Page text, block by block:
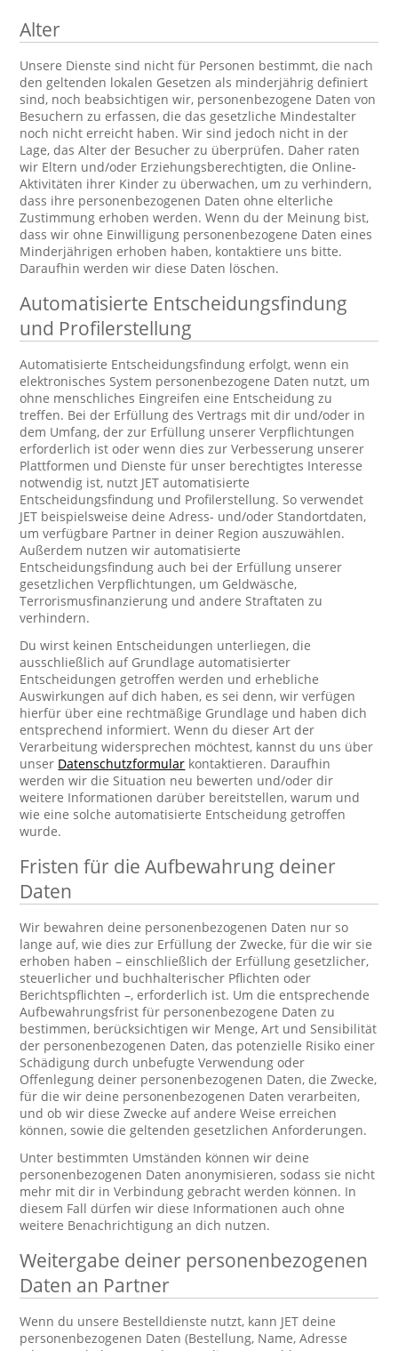
Alter
Unsere Dienste sind nicht für Personen bestimmt, die nach
den geltenden lokalen Gesetzen als minderjährig definiert
sind, noch beabsichtigen wir, personenbezogene Daten von
Besuchern zu erfassen, die das gesetzliche Mindestalter
noch nicht erreicht haben. Wir sind jedoch nicht in der
Lage, das Alter der Besucher zu überprüfen. Daher raten
wir Eltern und/oder Erziehungsberechtigten, die Online-
Aktivitäten ihrer Kinder zu überwachen, um zu verhindern,
dass ihre personenbezogenen Daten ohne elterliche
Zustimmung erhoben werden. Wenn du der Meinung bist,
dass wir ohne Einwilligung personenbezogene Daten eines
Minderjährigen erhoben haben, kontaktiere uns bitte.
Daraufhin werden wir diese Daten löschen.
Automatisierte Entscheidungsfindung
und Profilerstellung
Automatisierte Entscheidungsfindung erfolgt, wenn ein
elektronisches System personenbezogene Daten nutzt, um
ohne menschliches Eingreifen eine Entscheidung zu
treffen. Bei der Erfüllung des Vertrags mit dir und/oder in
dem Umfang, der zur Erfüllung unserer Verpflichtungen
erforderlich ist oder wenn dies zur Verbesserung unserer
Plattformen und Dienste für unser berechtigtes Interesse
notwendig ist, nutzt JET automatisierte
Entscheidungsfindung und Profilerstellung. So verwendet
JET beispielsweise deine Adress- und/oder Standortdaten,
um verfügbare Partner in deiner Region auszuwählen.
Außerdem nutzen wir automatisierte
Entscheidungsfindung auch bei der Erfüllung unserer
gesetzlichen Verpflichtungen, um Geldwäsche,
Terrorismusfinanzierung und andere Straftaten zu
verhindern.
Du wirst keinen Entscheidungen unterliegen, die
ausschließlich auf Grundlage automatisierter
Entscheidungen getroffen werden und erhebliche
Auswirkungen auf dich haben, es sei denn, wir verfügen
hierfür über eine rechtmäßige Grundlage und haben dich
entsprechend informiert. Wenn du dieser Art der
Verarbeitung widersprechen möchtest, kannst du uns über
unser Datenschutzformular kontaktieren. Daraufhin
werden wir die Situation neu bewerten und/oder dir
weitere Informationen darüber bereitstellen, warum und
wie eine solche automatisierte Entscheidung getroffen
wurde.
Fristen für die Aufbewahrung deiner
Daten
Wir bewahren deine personenbezogenen Daten nur so
lange auf, wie dies zur Erfüllung der Zwecke, für die wir sie
erhoben haben – einschließlich der Erfüllung gesetzlicher,
steuerlicher und buchhalterischer Pflichten oder
Berichtspflichten –, erforderlich ist. Um die entsprechende
Aufbewahrungsfrist für personenbezogene Daten zu
bestimmen, berücksichtigen wir Menge, Art und Sensibilität
der personenbezogenen Daten, das potenzielle Risiko einer
Schädigung durch unbefugte Verwendung oder
Offenlegung deiner personenbezogenen Daten, die Zwecke,
für die wir deine personenbezogenen Daten verarbeiten,
und ob wir diese Zwecke auf andere Weise erreichen
können, sowie die geltenden gesetzlichen Anforderungen.
Unter bestimmten Umständen können wir deine
personenbezogenen Daten anonymisieren, sodass sie nicht
mehr mit dir in Verbindung gebracht werden können. In
diesem Fall dürfen wir diese Informationen auch ohne
weitere Benachrichtigung an dich nutzen.
Weitergabe deiner personenbezogenen
Daten an Partner
Wenn du unsere Bestelldienste nutzt, kann JET deine
personenbezogenen Daten (Bestellung, Name, Adresse